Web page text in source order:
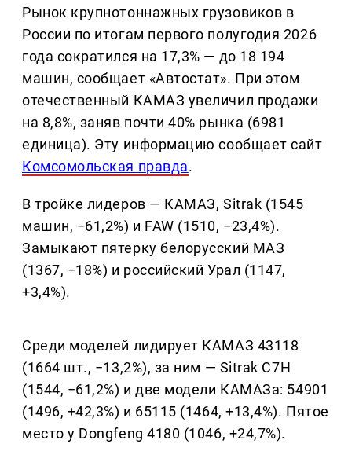
Рынок крупнотоннажных грузовиков в
России по итогам первого полугодия 2026
года сократился на 17,3% — до 18 194
машин, сообщает «Автостат». При этом
отечественный КАМАЗ увеличил продажи
на 8,8%, заняв почти 40% рынка (6981
единица). Эту информацию сообщает сайт
Комсомольская правда.
В тройке лидеров — КАМАЗ, Sitrak (1545
машин, −61,2%) и FAW (1510, −23,4%).
Замыкают пятерку белорусский МАЗ
(1367, −18%) и российский Урал (1147,
+3,4%).
Среди моделей лидирует КАМАЗ 43118
(1664 шт., −13,2%), за ним — Sitrak C7H
(1544, −61,2%) и две модели КАМАЗа: 54901
(1496, +42,3%) и 65115 (1464, +13,4%). Пятое
место у Dongfeng 4180 (1046, +24,7%).